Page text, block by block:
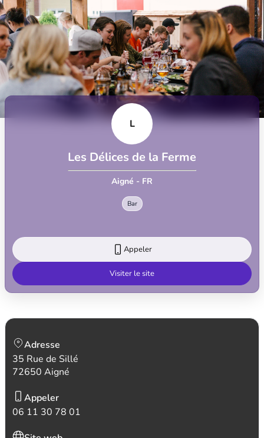
L
Les Délices de la Ferme
Aigné - FR
Bar
Appeler
Visiter le site
Adresse
35 Rue de Sillé
72650 Aigné
Appeler
06 11 30 78 01